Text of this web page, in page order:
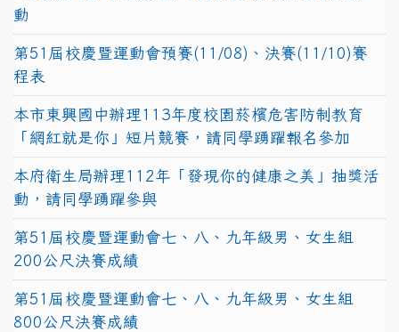
動
第51屆校慶暨運動會預賽(11/08)、決賽(11/10)賽
程表
本市東興國中辦理113年度校園菸檳危害防制教育
「網紅就是你」短片競賽，請同學踴躍報名參加
本府衛生局辦理112年「發現你的健康之美」抽獎活
動，請同學踴躍參與
第51屆校慶暨運動會七、八、九年級男、女生組
200公尺決賽成績
第51屆校慶暨運動會七、八、九年級男、女生組
800公尺決賽成績